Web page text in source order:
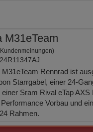
M31eTeam
Rennrad ist
Starrgabel, einer 24-
Sram Rival eTap AXS
Vorbau und
Rahmen.